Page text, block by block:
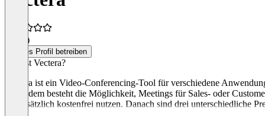
(1)
Dieses Profil betreiben
Was ist Vectera?
Vectera ist ein Video-Conferencing-Tool für verschiedene
Außerdem besteht die Möglichkeit, Meetings für Sales- oder
grundsätzlich kostenfrei nutzen. Danach sind drei unterschiedliche